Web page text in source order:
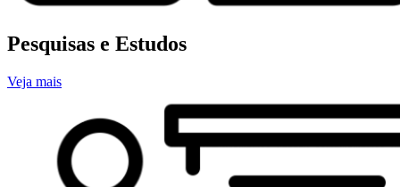
Pesquisas e Estudos
Veja mais